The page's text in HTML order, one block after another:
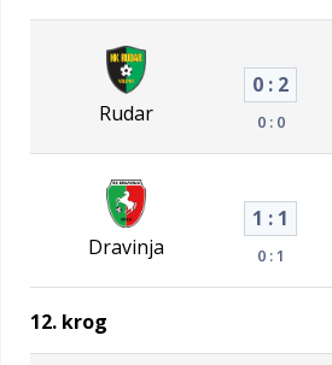
Rudar
0 : 2
0 : 0
Dravinja
1 : 1
0 : 1
12. krog